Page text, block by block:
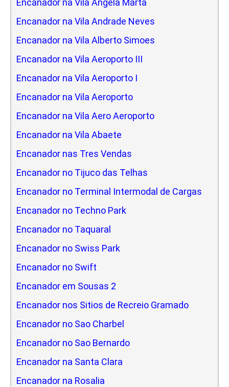
Encanador na Vila Angela Marta
Encanador na Vila Andrade Neves
Encanador na Vila Alberto Simoes
Encanador na Vila Aeroporto III
Encanador na Vila Aeroporto I
Encanador na Vila Aeroporto
Encanador na Vila Aero Aeroporto
Encanador na Vila Abaete
Encanador nas Tres Vendas
Encanador no Tijuco das Telhas
Encanador no Terminal Intermodal de Cargas
Encanador no Techno Park
Encanador no Taquaral
Encanador no Swiss Park
Encanador no Swift
Encanador em Sousas 2
Encanador nos Sitios de Recreio Gramado
Encanador no Sao Charbel
Encanador no Sao Bernardo
Encanador na Santa Clara
Encanador na Rosalia